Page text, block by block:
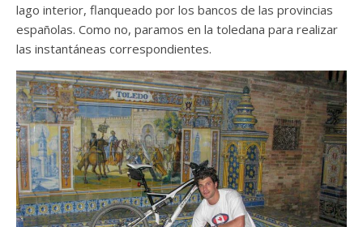
lago interior, flanqueado por los bancos de las provincias
españolas. Como no, paramos en la toledana para realizar
las instantáneas correspondientes.